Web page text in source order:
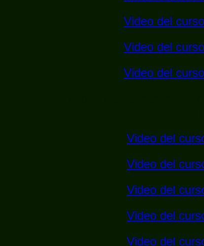
Video del
Video del
Video del
Video del
Video del
Video del
Video del
Video del